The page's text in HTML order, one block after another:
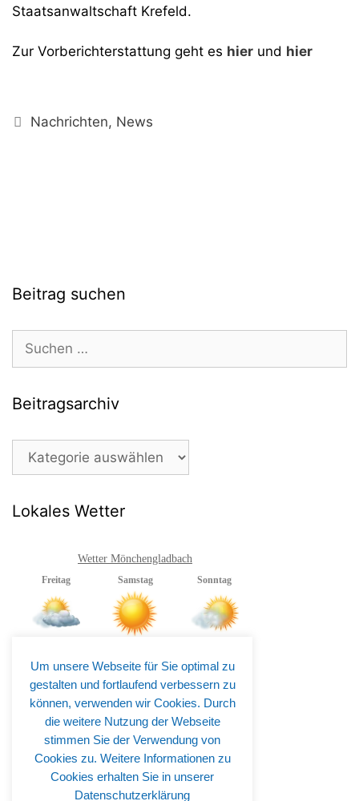
Staatsanwaltschaft Krefeld.
Zur Vorberichterstattung geht es hier und hier
Kategorien
Nachrichten, News
Beitrag suchen
Suchen
nach:
Beitragsarchiv
Beitragsarchiv
Lokales Wetter
Wetter Mönchengladbach
Um unsere Webseite für Sie optimal zu
gestalten und fortlaufend verbessern zu
können, verwenden wir Cookies. Durch
die weitere Nutzung der Webseite
stimmen Sie der Verwendung von
Cookies zu. Weitere Informationen zu
Cookies erhalten Sie in unserer
Datenschutzerklärung